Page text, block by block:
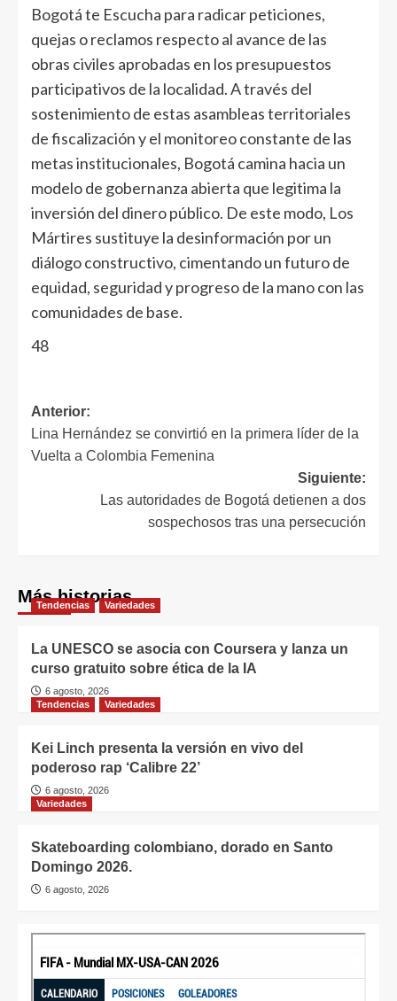
Bogotá te Escucha para radicar peticiones,
quejas o reclamos respecto al avance de las
obras civiles aprobadas en los presupuestos
participativos de la localidad. A través del
sostenimiento de estas asambleas territoriales
de fiscalización y el monitoreo constante de las
metas institucionales, Bogotá camina hacia un
modelo de gobernanza abierta que legitima la
inversión del dinero público. De este modo, Los
Mártires sustituye la desinformación por un
diálogo constructivo, cimentando un futuro de
equidad, seguridad y progreso de la mano con las
comunidades de base.
48
Anterior:
Lina Hernández se convirtió en la primera líder de la
Vuelta a Colombia Femenina
Siguiente:
Las autoridades de Bogotá detienen a dos
sospechosos tras una persecución
Más historias
Tendencias Variedades
La UNESCO se asocia con Coursera y lanza un
curso gratuito sobre ética de la IA
6 agosto, 2026
Tendencias
Variedades
Kei Linch presenta la versión en vivo del
poderoso rap ‘Calibre 22’
6 agosto, 2026
Variedades
Skateboarding colombiano, dorado en Santo
Domingo 2026.
6 agosto, 2026